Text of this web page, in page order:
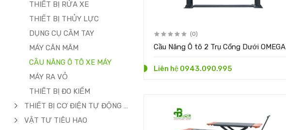
THIẾT BỊ RỬA XE
THIẾT BỊ THỦY LỰC
DỤNG CỤ CẦM TAY
MÁY CÂN MÂM
CẦU NÂNG Ô TÔ XE MÁY
MÁY RA VỎ
THIẾT BỊ ĐO KIỂM
THIẾT BỊ CƠ ĐIỆN TỰ ĐỘNG HÓA
VẬT TƯ TIÊU HAO
(0)
Cầu Nâng Ô tô 2 Trụ Cổng Dưới OMEGA
Liên hệ 0943.090.995